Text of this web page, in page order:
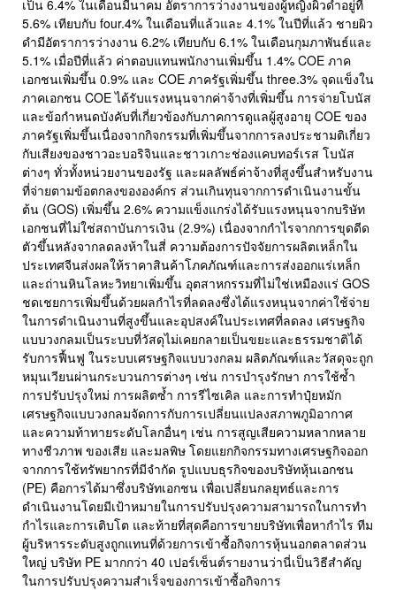
เป็น 6.4% ในเดือนมีนาคม อัตราการว่างงานของผู้หญิงผิวดำอยู่ที่
5.6% เทียบกับ four.4% ในเดือนที่แล้วและ 4.1% ในปีที่แล้ว ชายผิว
ดำมีอัตราการว่างงาน 6.2% เทียบกับ 6.1% ในเดือนกุมภาพันธ์และ
5.1% เมื่อปีที่แล้ว ค่าตอบแทนพนักงานเพิ่มขึ้น 1.4% COE ภาค
เอกชนเพิ่มขึ้น 0.9% และ COE ภาครัฐเพิ่มขึ้น three.3% จุดแข็งใน
ภาคเอกชน COE ได้รับแรงหนุนจากค่าจ้างที่เพิ่มขึ้น การจ่ายโบนัส
และข้อกำหนดบังคับที่เกี่ยวข้องกับภาคการดูแลผู้สูงอายุ COE ของ
ภาครัฐเพิ่มขึ้นเนื่องจากกิจกรรมที่เพิ่มขึ้นจากการลงประชามติเกี่ยว
กับเสียงของชาวอะบอริจินและชาวเกาะช่องแคบทอร์เรส โบนัส
ต่างๆ ทั่วทั้งหน่วยงานของรัฐ และผลลัพธ์ค่าจ้างที่สูงขึ้นสำหรับงาน
ที่จ่ายตามข้อตกลงขององค์กร ส่วนเกินทุนจากการดำเนินงานขั้น
ต้น (GOS) เพิ่มขึ้น 2.6% ความแข็งแกร่งได้รับแรงหนุนจากบริษัท
เอกชนที่ไม่ใช่สถาบันการเงิน (2.9%) เนื่องจากกำไรจากการขุดดีด
ตัวขึ้นหลังจากลดลงห้าในสี่ ความต้องการปัจจัยการผลิตเหล็กใน
ประเทศจีนส่งผลให้ราคาสินค้าโภคภัณฑ์และการส่งออกแร่เหล็ก
และถ่านหินโลหะวิทยาเพิ่มขึ้น อุตสาหกรรมที่ไม่ใช่เหมืองแร่ GOS
ชดเชยการเพิ่มขึ้นด้วยผลกำไรที่ลดลงซึ่งได้แรงหนุนจากค่าใช้จ่าย
ในการดำเนินงานที่สูงขึ้นและอุปสงค์ในประเทศที่ลดลง เศรษฐกิจ
แบบวงกลมเป็นระบบที่วัสดุไม่เคยกลายเป็นขยะและธรรมชาติได้
รับการฟื้นฟู ในระบบเศรษฐกิจแบบวงกลม ผลิตภัณฑ์และวัสดุจะถูก
หมุนเวียนผ่านกระบวนการต่างๆ เช่น การบำรุงรักษา การใช้ซ้ำ
การปรับปรุงใหม่ การผลิตซ้ำ การรีไซเคิล และการทำปุ๋ยหมัก
เศรษฐกิจแบบวงกลมจัดการกับการเปลี่ยนแปลงสภาพภูมิอากาศ
และความท้าทายระดับโลกอื่นๆ เช่น การสูญเสียความหลากหลาย
ทางชีวภาพ ของเสีย และมลพิษ โดยแยกกิจกรรมทางเศรษฐกิจออก
จากการใช้ทรัพยากรที่มีจำกัด รูปแบบธุรกิจของบริษัทหุ้นเอกชน
(PE) คือการได้มาซึ่งบริษัทเอกชน เพื่อเปลี่ยนกลยุทธ์และการ
ดำเนินงานโดยมีเป้าหมายในการปรับปรุงความสามารถในการทำ
กำไรและการเติบโต และท้ายที่สุดคือการขายบริษัทเพื่อหากำไร ทีม
ผู้บริหารระดับสูงถูกแทนที่ด้วยการเข้าซื้อกิจการหุ้นนอกตลาดส่วน
ใหญ่ บริษัท PE มากกว่า 40 เปอร์เซ็นต์รายงานว่านี่เป็นวิธีสำคัญ
ในการปรับปรุงความสำเร็จของการเข้าซื้อกิจการ